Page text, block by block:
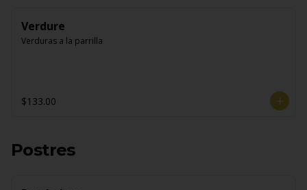
Verdure
Verduras a la parrilla
$133.00
Postres